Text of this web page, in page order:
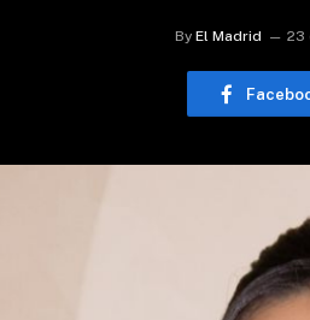
By El Madrid 23